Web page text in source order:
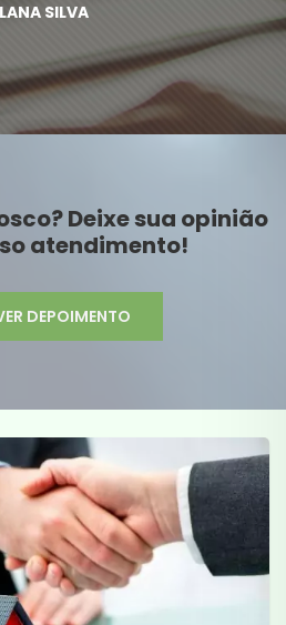
SILVA
Deixe sua opinião
atendimento!
DEPOIMENTO